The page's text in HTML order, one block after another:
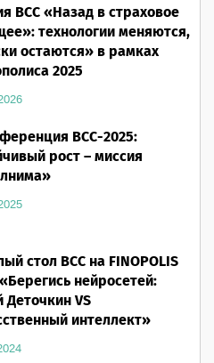
ВСС «Назад в страховое
технологии меняются,
остаются» в рамках
2025
ВСС-2025:
рост – миссия
стол ВСС на FINOPOLIS
нейросетей:
VS
интеллект»